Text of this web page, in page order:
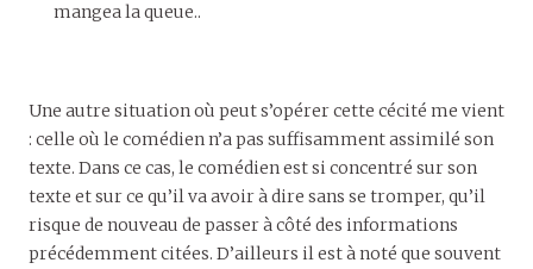
mangea la queue..
Une autre situation où peut s’opérer cette cécité me vient
: celle où le comédien n’a pas suffisamment assimilé son
texte. Dans ce cas, le comédien est si concentré sur son
texte et sur ce qu’il va avoir à dire sans se tromper, qu’il
risque de nouveau de passer à côté des informations
précédemment citées. D’ailleurs il est à noté que souvent